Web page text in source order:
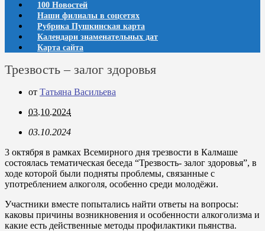
100 Новостей
Наши филиалы в соцсетях
Рубрика Пушкинская карта
Календари знаменательных дат
Карта сайта
Трезвость – залог здоровья
от Татьяна Васильева
03.10.2024
03.10.2024
3 октября в рамках Всемирного дня трезвости в Калмаше
состоялась тематическая беседа “Трезвость- залог здоровья”, в
ходе которой были подняты проблемы, связанные с
употреблением алкоголя, особенно среди молодёжи.
Участники вместе попытались найти ответы на вопросы:
каковы причины возникновения и особенности алкоголизма и
какие есть действенные методы профилактики пьянства.